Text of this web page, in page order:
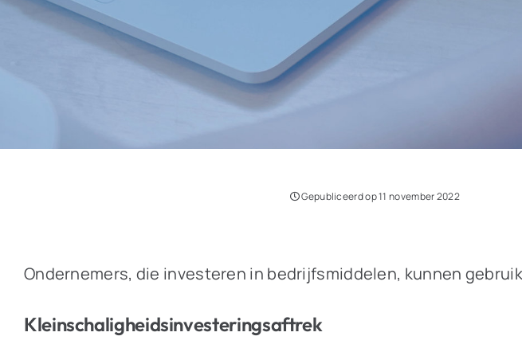
Gepubliceerd op 11 november 2022
Ondernemers, die investeren in bedrijfsmiddelen, kunnen
Kleinschaligheidsinvesteringsaftrek